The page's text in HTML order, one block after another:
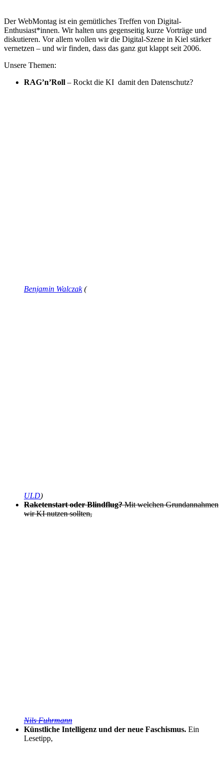
Der WebMontag ist ein gemütliches Treffen von Digital-
Enthusiast*innen. Wir halten uns gegenseitig kurze Vorträge und
diskutieren. Vor allem wollen wir die Digital-Szene in Kiel stärker
vernetzen – und wir finden, dass das ganz gut klappt seit 2006.
Unsere Themen:
RAG’n’Roll – Rockt die KI damit den Datenschutz?
Benjamin Walczak(
ULD)
Raketenstart oder Blindflug?Mit welchen Grundannahmen
wir KI nutzen sollten,
Nils Fuhrmann
Künstliche Intelligenz und der neue Faschismus. Ein
Lesetipp,